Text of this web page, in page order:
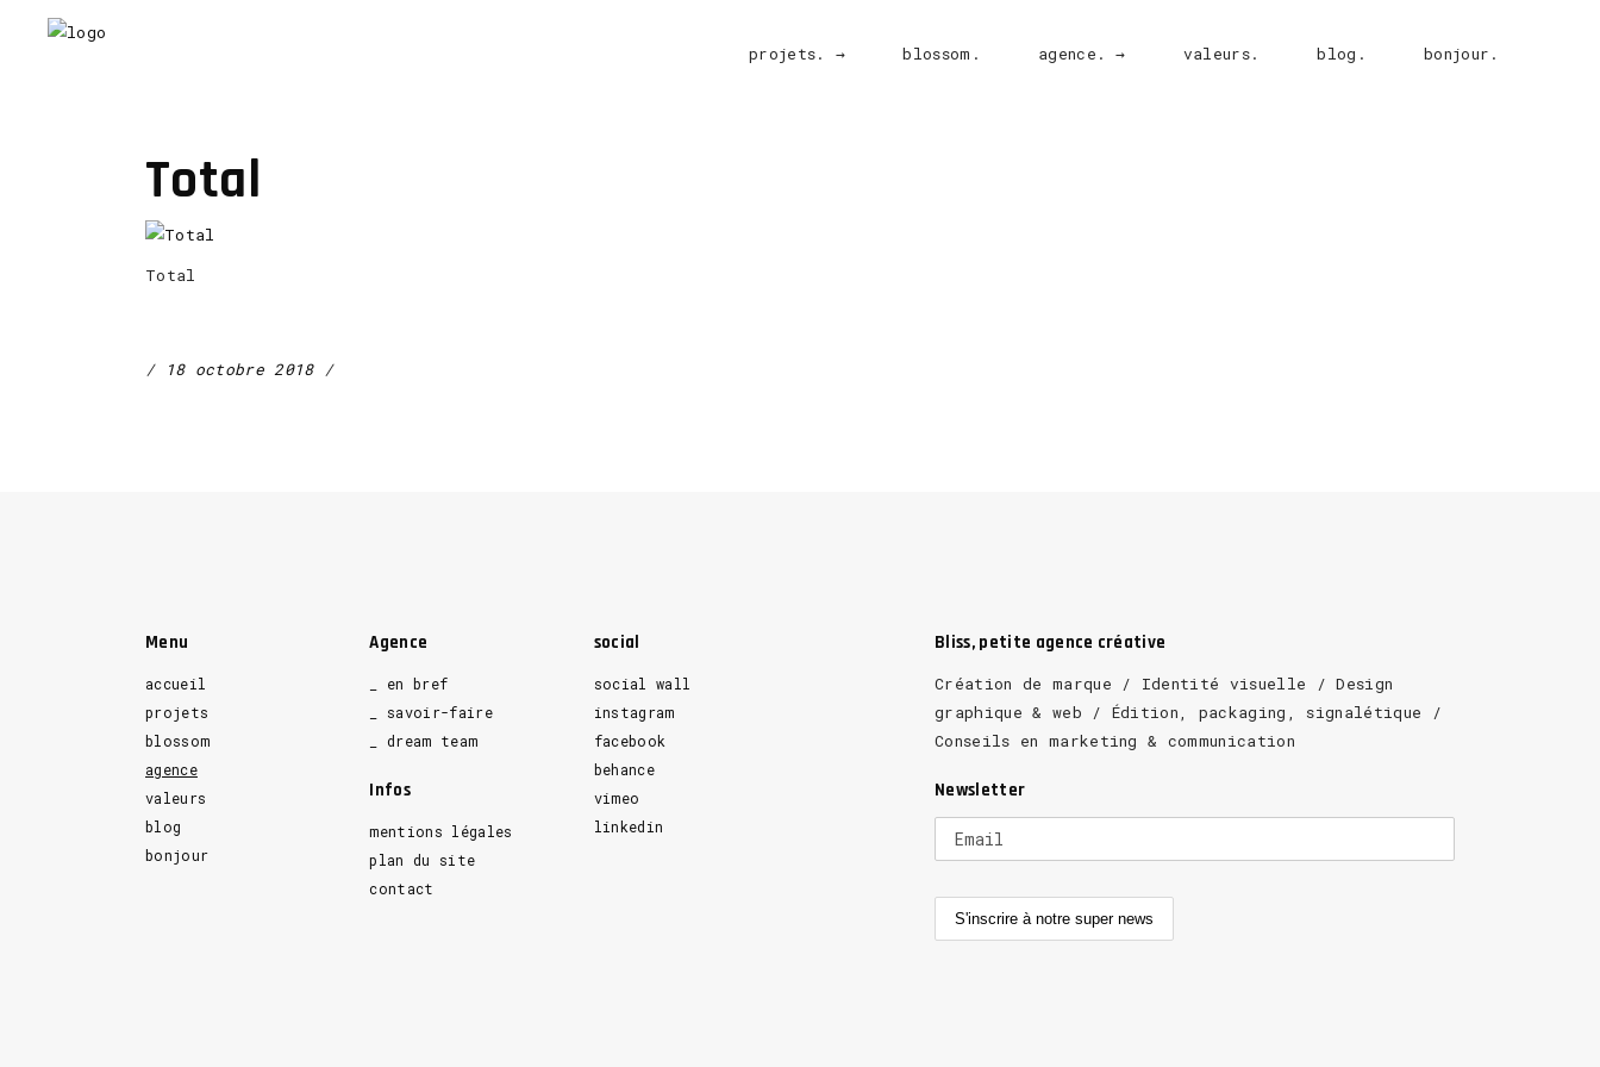
projets. → blossom. agence. → valeurs. blog. bonjour.
Total
Total
18 octobre 2018
Menu
accueil
projets
blossom
agence
valeurs
blog
bonjour
Agence
_ en bref
_ savoir-faire
_ dream team
Infos
mentions légales
plan du site
contact
social
social wall
instagram
facebook
behance
vimeo
linkedin
Bliss, petite agence créative
Création de marque / Identité visuelle / Design
graphique & web / Édition, packaging, signalétique /
Conseils en marketing & communication
Newsletter